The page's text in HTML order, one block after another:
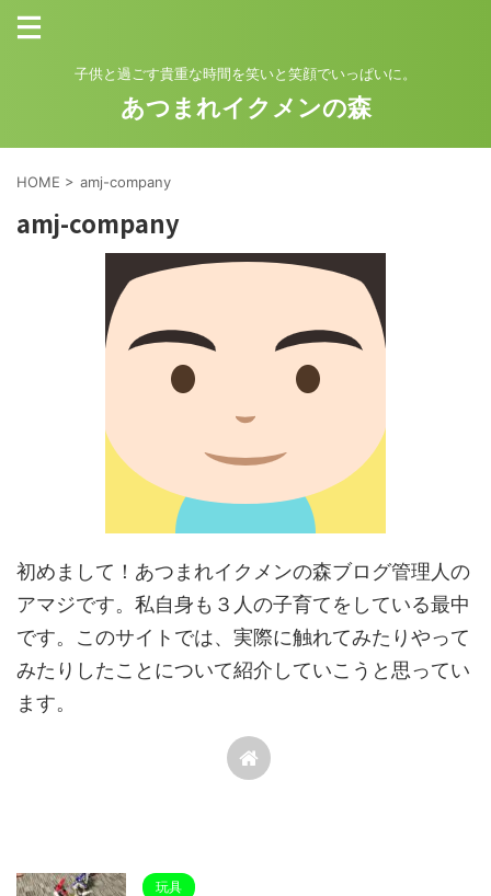
子供と過ごす貴重な時間を笑いと笑顔でいっぱいに。
あつまれイクメンの森
HOME > amj-company
amj-company
初めまして！あつまれイクメンの森ブログ管理人の
アマジです。私自身も３人の子育てをしている最中
です。このサイトでは、実際に触れてみたりやって
みたりしたことについて紹介していこうと思ってい
ます。
玩具